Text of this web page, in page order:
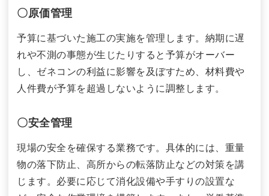
〇原価管理
予算に基づいた施工の実施を管理します。納期に遅
れや不測の事態が生じたりすると予算がオーバー
し、ゼネコンの利益に影響を及ぼすため、材料費や
人件費が予算を超過しないように調整します。
〇安全管理
現場の安全を確保する業務です。具体的には、重量
物の落下防止、高所からの転落防止などの対策を講
じます。必要に応じて消化設備や手すりの設置な